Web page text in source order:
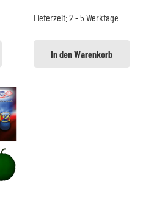
1,20 €0,99 €.
Lieferzeit:2 - 5 Werktage
In den Warenkorb